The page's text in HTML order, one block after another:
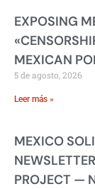
EXPOSING
MEXICAN
5 de agosto, 2026
Leer más »
MEXICO
PROJECT —